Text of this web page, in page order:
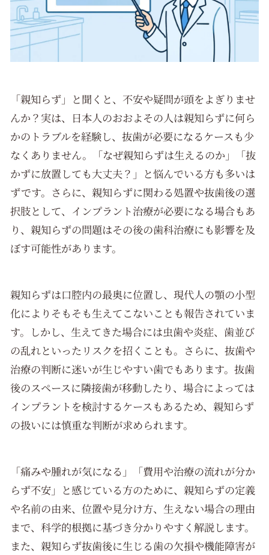
「親知らず」と聞くと、不安や疑問が頭をよぎりませ
んか？実は、日本人のおおよその人は親知らずに何ら
かのトラブルを経験し、抜歯が必要になるケースも少
なくありません。「なぜ親知らずは生えるのか」「抜
かずに放置しても大丈夫？」と悩んでいる方も多いは
ずです。さらに、親知らずに関わる処置や抜歯後の選
択肢として、インプラント治療が必要になる場合もあ
り、親知らずの問題はその後の歯科治療にも影響を及
ぼす可能性があります。
親知らずは口腔内の最奥に位置し、現代人の顎の小型
化によりそもそも生えてこないことも報告されていま
す。しかし、生えてきた場合には虫歯や炎症、歯並び
の乱れといったリスクを招くことも。さらに、抜歯や
治療の判断に迷いが生じやすい歯でもあります。抜歯
後のスペースに隣接歯が移動したり、場合によっては
インプラントを検討するケースもあるため、親知らず
の扱いには慎重な判断が求められます。
「痛みや腫れが気になる」「費用や治療の流れが分か
らず不安」と感じている方のために、親知らずの定義
や名前の由来、位置や見分け方、生えない場合の理由
まで、科学的根拠に基づき分かりやすく解説します。
また、親知らず抜歯後に生じる歯の欠損や機能障害が